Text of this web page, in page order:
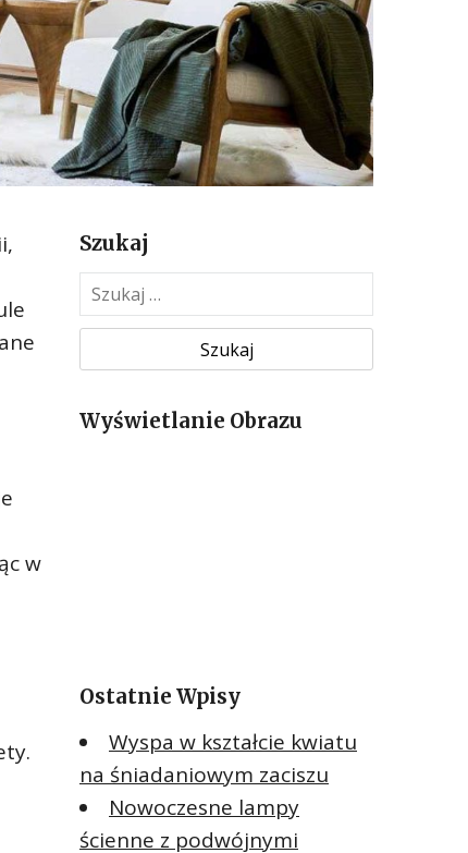
w
Szukaj
z
k
jWyświetlanie Obrazu
Ostatnie Wpisy
Wyspa w kształcie kwiatu
na śniadaniowym zaciszu
Nowoczesne lampy
ścienne z podwójnymi